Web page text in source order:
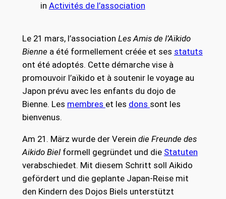
in Activités de l’association
Le 21 mars, l’association Les Amis de l’Aïkido
Bienne a été formellement créée et ses statuts
ont été adoptés. Cette démarche vise à
promouvoir l’aïkido et à soutenir le voyage au
Japon prévu avec les enfants du dojo de
Bienne. Les membres et les dons sont les
bienvenus.
Am 21. März wurde der Verein die Freunde des
Aikido Bielformell gegründet und die Statuten
verabschiedet. Mit diesem Schritt soll Aikido
gefördert und die geplante Japan-Reise mit
den Kindern des Dojos Biels unterstützt